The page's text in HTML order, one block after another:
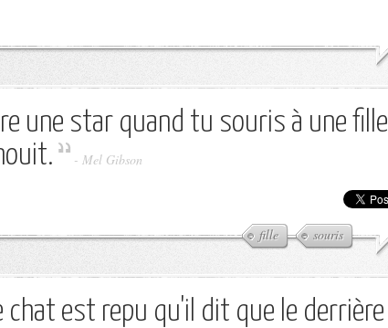
une star quand tu souris à une fille
- Mel Gibson
fille souris
chat est repu qu'il dit que le derrière